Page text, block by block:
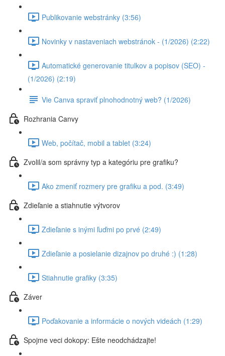
Publikovanie webstránky (3:56)
Novinky v nastaveniach webstránok - (1/2026) (2:22)
Automatické generovanie titulkov a popisov (SEO) -
(1/2026) (2:19)
Vie Canva spraviť plnohodnotný web? (1/2026)
Rozhrania Canvy
Web, počítač, mobil a tablet (3:24)
Zvolil/a som správny typ a kategóriu pre grafiku?
Ako zmeniť rozmery pre grafiku a pod. (3:49)
Zdieľanie a stiahnutie výtvorov
Zdieľanie s inými ľuďmi po prvé (2:49)
Zdieľanie a posielanie dizajnov po druhé :) (1:28)
Stiahnutie grafiky (3:35)
Záver
Poďakovanie a informácie o nových videách (1:29)
Spojme veci dokopy: Ešte neodchádzajte!